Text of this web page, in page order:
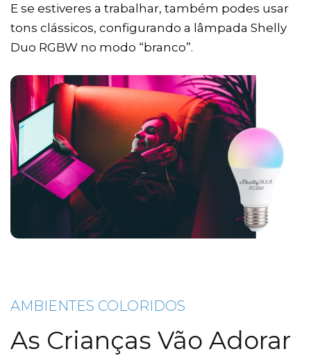
E se estiveres a trabalhar, também podes usar
tons clássicos, configurando a lâmpada Shelly
Duo RGBW no modo “branco”.
AMBIENTES COLORIDOS
As Crianças Vão Adorar